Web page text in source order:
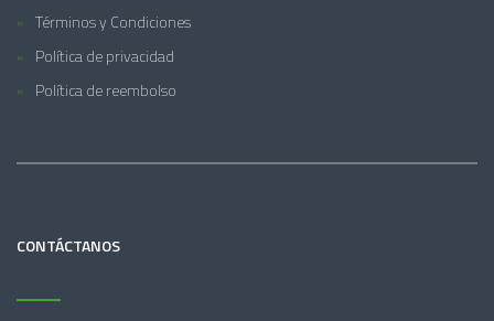
Términos y Condiciones
Política de privacidad
Política de reembolso
CONTÁCTANOS